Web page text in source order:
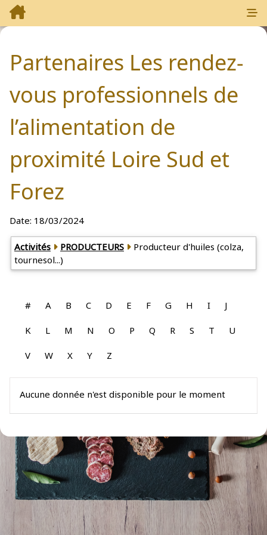
Partenaires Les rendez-
vous professionnels de
l’alimentation de
proximité Loire Sud et
Forez
Date: 18/03/2024
Activités PRODUCTEURS
Producteur d'huiles (colza,
tournesol...)
# A B C D E F G H I J
K L M N O P Q R S T U
V W X Y Z
Aucune donnée n'est disponible pour le moment